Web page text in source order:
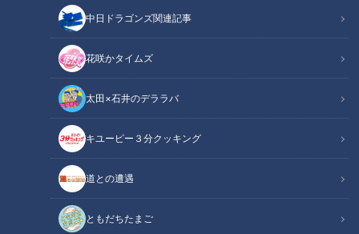
中日ドラゴンズ関連記事
花咲かタイムズ
太田×石井のデララバ
キユーピー３分クッキング
道との遭遇
ともだちたまご
CBCテレビ『デララバ』
太田×石井のデララバ